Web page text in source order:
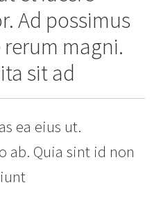
Ad possimus
magni.
sit ad
ea eius ut.
ab. Quia sint id non